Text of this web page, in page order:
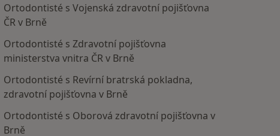
Ortodontisté s Vojenská zdravotní pojišťovna
ČR v Brně
Ortodontisté s Zdravotní pojišťovna
ministerstva vnitra ČR v Brně
Ortodontisté s Revírní bratrská pokladna,
zdravotní pojišťovna v Brně
Ortodontisté s Oborová zdravotní pojišťovna v
Brně